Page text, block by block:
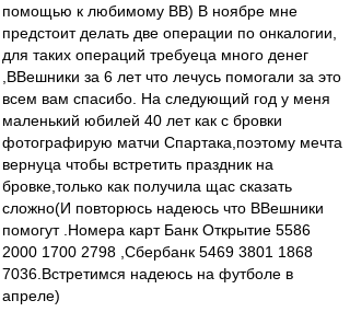
помощью к любимому ВВ) В ноябре мне
предстоит делать две операции по онкалогии,
для таких операций требуеца много денег
,ВВешники за 6 лет что лечусь помогали за это
всем вам спасибо. На следующий год у меня
маленький юбилей 40 лет как с бровки
фотографирую матчи Спартака,поэтому мечта
вернуца чтобы встретить праздник на
бровке,только как получила щас сказать
сложно(И повторюсь надеюсь что ВВешники
помогут .Номера карт Банк Открытие 5586
2000 1700 2798 ,Сбербанк 5469 3801 1868
7036.Встретимся надеюсь на футболе в
апреле)